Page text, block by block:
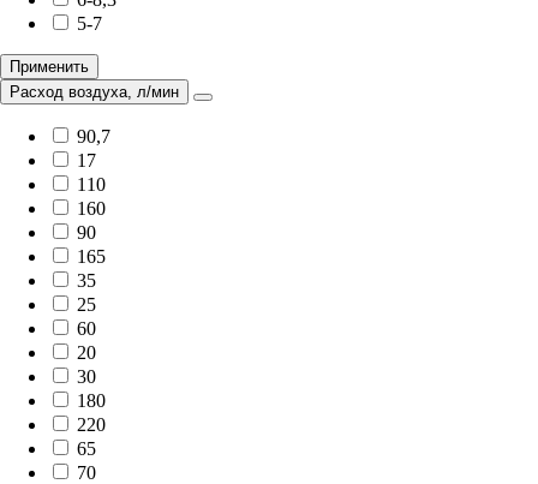
5-7
Применить
Расход воздуха, л/мин
90,7
17
110
160
90
165
35
25
60
20
30
180
220
65
70